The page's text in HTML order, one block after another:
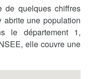
de quelques chiffres
une population
le département 1,
elle couvre une